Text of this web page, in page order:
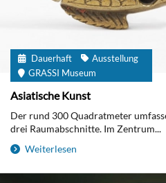
Dauerhaft
Ausstellung
GRASSI Museum
Asiatische Kunst
Der rund 300 Quadratmeter
drei Raumabschnitte. Im Zentrum...
Weiterlesen